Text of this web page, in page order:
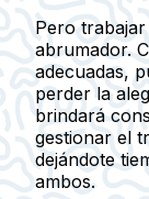
Pero
abrumador.
adecuadas,
perder la
brindará
gestionar el
dejándote
ambos.